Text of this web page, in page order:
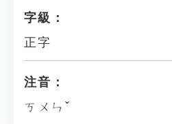
字級：
正字
注音：
ㄎㄨㄣˇ